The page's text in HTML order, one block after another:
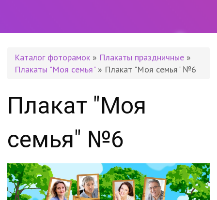
Каталог фоторамок » Плакаты праздничные »
Плакаты "Моя семья"» Плакат "Моя семья" №6
Плакат "Моя
семья" №6